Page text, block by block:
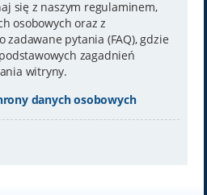
się z naszym regulaminem,
osobowych oraz z
pytania (FAQ), gdzie
zagadnień
witryny.
danych osobowych